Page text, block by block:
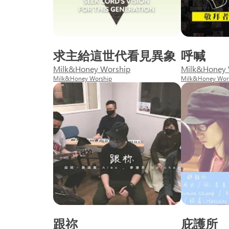
求主給這世代看見異象
Milk&Honey Worship
Milk&Honey Worship
呼喊
Milk&Honey
Milk&Honey
跟祢 庇護所